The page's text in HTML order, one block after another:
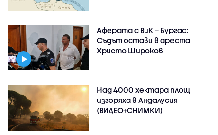
Аферата с ВиК – Бургас:
Съдът остави в ареста
Христо Широков
Над 4000 хектара площ
изгоряха в Андалусия
(ВИДЕО+СНИМКИ)